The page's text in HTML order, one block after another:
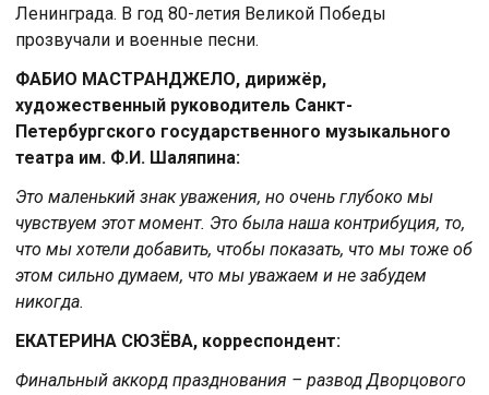
Ленинграда. В год 80-летия Великой Победы
прозвучали и военные песни.
ФАБИО МАСТРАНДЖЕЛО, дирижёр,
художественный руководитель Санкт-
Петербургского государственного музыкального
театра им. Ф.И. Шаляпина:
Это маленький знак уважения, но очень глубоко мы
чувствуем этот момент. Это была наша контрибуция, то,
что мы хотели добавить, чтобы показать, что мы тоже об
этом сильно думаем, что мы уважаем и не забудем
никогда.
ЕКАТЕРИНА СЮЗЁВА, корреспондент:
Финальный аккорд празднования – развод Дворцового